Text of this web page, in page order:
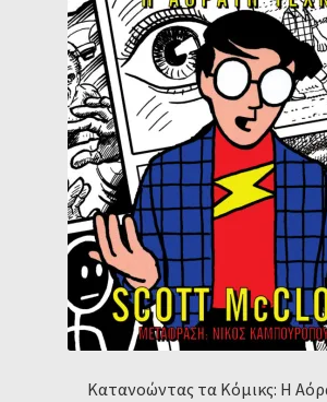
Κατανοώντας τα Κόμικς: Η